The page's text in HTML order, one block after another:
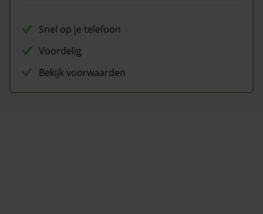
Snel op je telefoon
Voordelig
Bekijk voorwaarden